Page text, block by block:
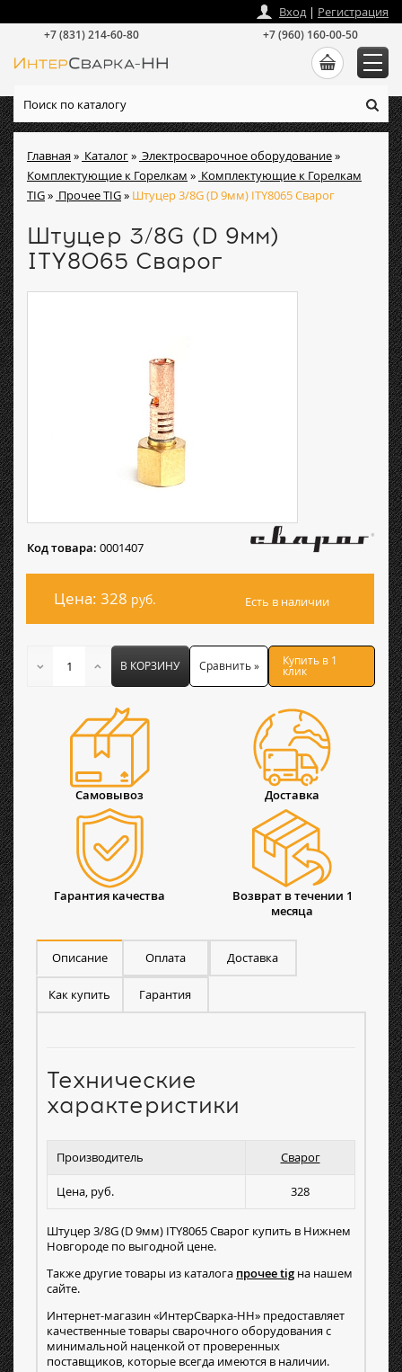
Главная» Каталог» Электросварочное оборудование»
Комплектующие к Горелкам » Комплектующие к Горелкам
TIG» Прочее TIG» Штуцер 3/8G (D 9мм) ITY8065 Сварог
Штуцер 3/8G (D 9мм)
ITY8065 Сварог
Код товара: 0001407
Цена: 328 руб. Есть в наличии
В КОРЗИНУ Сравнить » Купить в 1
клик
Самовывоз Доставка
Гарантия качества
Возврат в течении 1
месяца
Описание Оплата Доставка
Как купить Гарантия
Технические
характеристики
Производитель Сварог
Цена, руб. 328
Штуцер 3/8G (D 9мм) ITY8065 Сварог купить в Нижнем
Новгороде по выгодной цене.
Также другие товары из каталога прочее tig на нашем
сайте.
Интернет-магазин «ИнтерСварка-НН» предоставляет
качественные товары сварочного оборудования с
минимальной наценкой от проверенных
поставщиков, которые всегда имеются в наличии.
Вход| Регистрация
+7 (831) 214-60-80 +7 (960) 160-00-50